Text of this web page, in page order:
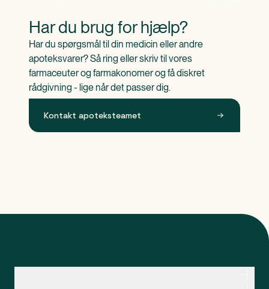
Har du brug for hjælp?
Har du spørgsmål til din medicin eller andre
apoteksvarer? Så ring eller skriv til vores
farmaceuter og farmakonomer og få diskret
rådgivning - lige når det passer dig.
Kontakt apoteksteamet